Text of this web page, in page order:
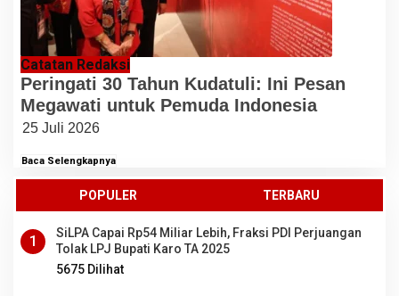
Catatan Redaksi
Peringati 30 Tahun Kudatuli: Ini Pesan
Megawati untuk Pemuda Indonesia
25 Juli 2026
Baca Selengkapnya
POPULER TERBARU
1
SiLPA Capai Rp54 Miliar Lebih, Fraksi PDI Perjuangan
Tolak LPJ Bupati Karo TA 2025
5675 Dilihat